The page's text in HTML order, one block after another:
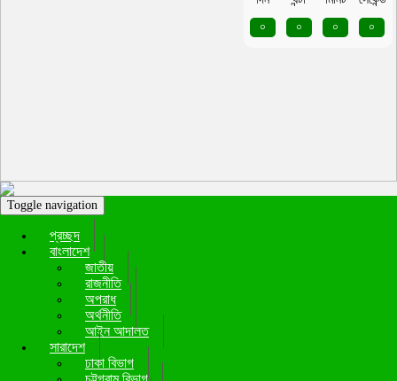
Toggle navigation
প্রচ্ছদ
বাংলাদেশ
জাতীয়
রাজনীতি
অপরাধ
অর্থনীতি
আইন আদালত
সারাদেশ
ঢাকা বিভাগ
০
০ ০ ০